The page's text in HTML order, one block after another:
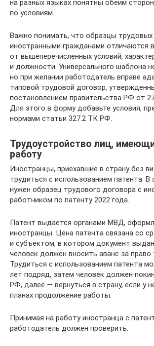
на разных языках понятны обеим
по условиям.
Важно понимать, что образцы трудовых
иностранными гражданами отличаются
от вышеперечисленных условий,
и должности. Универсального шаблона
но при желании работодатель вправе
типовой трудовой договор,
постановлением правительства РФ от
Для этого в форму добавьте условия,
нормами статьи 327.2 ТК РФ.
Трудоустройство лиц,
работу
Иностранцы, приехавшие в страну без
трудиться с использованием патента. В
нужен образец трудового договора с
работником по патенту 2022 года.
Патент выдается органами МВД,
иностранцы. Цена патента связана со
и субъектом, в котором документ
человек должен вносить аванс за право
Трудиться с использованием патента
лет подряд, затем человек должен
РФ, далее — вернуться в страну, если у
планах продолжение работы.
Принимая на работу иностранца с
работодатель должен проверить: